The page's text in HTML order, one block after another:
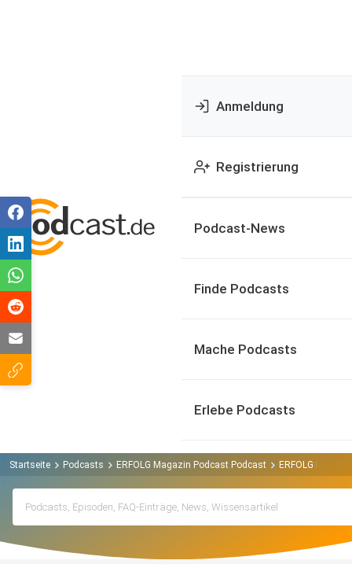
Anmeldung
Registrierung
Podcast-News
Finde Podcasts
Mache Podcasts
Erlebe Podcasts
Startseite Podcasts ERFOLG Magazin Podcast Podcast ERFOLG